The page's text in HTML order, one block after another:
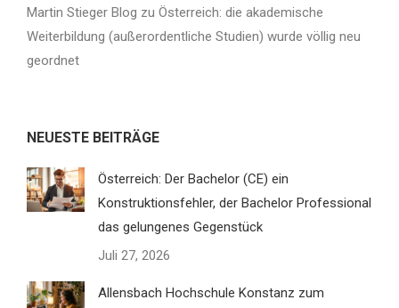
Martin Stieger Blog zu Österreich: die akademische
Weiterbildung (außerordentliche Studien) wurde völlig neu
geordnet
NEUESTE BEITRÄGE
Österreich: Der Bachelor (CE) ein
Konstruktionsfehler, der Bachelor Professional
das gelungenes Gegenstück
Juli 27, 2026
Allensbach Hochschule Konstanz zum